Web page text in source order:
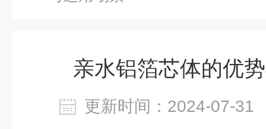
亲水铝箔芯体的优
更新时间：2024-07-